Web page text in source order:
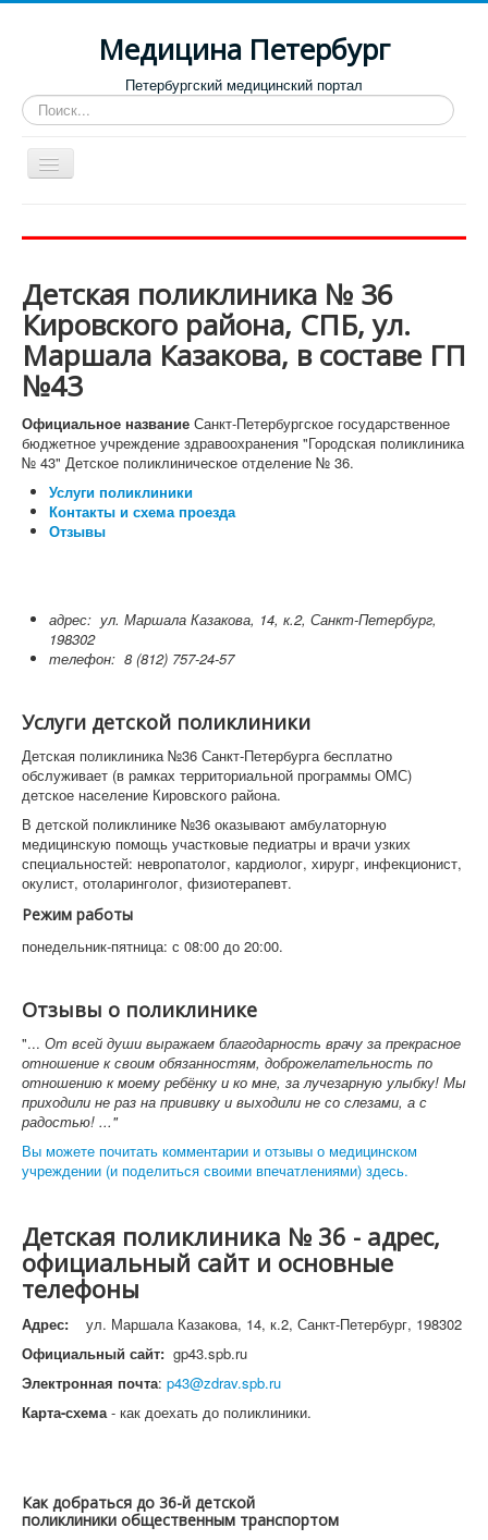
Медицина Петербург
Петербургский медицинский портал
Искать...
Toggle
Navigation
Роддома и женские консультации
Диспансеры
Лучшие клиники по направлениям
Отзывы о медицинских учреждениях
Детская поликлиника № 36
Кировского района, СПБ, ул.
Маршала Казакова, в составе ГП
№43
Официальное название Санкт-Петербургское государственное
бюджетное учреждение здравоохранения "Городская поликлиника
№ 43" Детское поликлиническое отделение № 36.
Услуги поликлиники
Контакты и схема проезда
Отзывы
адрес: ул. Маршала Казакова, 14, к.2, Санкт-Петербург,
198302
телефон: 8 (812) 757-24-57
Услуги детской поликлиники
Детская поликлиника №36 Санкт-Петербурга бесплатно
обслуживает (в рамках территориальной программы ОМС)
детское население Кировского района.
В детской поликлинике №36 оказывают амбулаторную
медицинскую помощь участковые педиатры и врачи узких
специальностей: невропатолог, кардиолог, хирург, инфекционист,
окулист, отоларинголог, физиотерапевт.
Режим работы
понедельник-пятница: с 08:00 до 20:00.
Отзывы о поликлинике
"... От всей души выражаем благодарность врачу за прекрасное
отношение к своим обязанностям, доброжелательность по
отношению к моему ребёнку и ко мне, за лучезарную улыбку! Мы
приходили не раз на прививку и выходили не со слезами, а с
радостью! ..."
Вы можете почитать комментарии и отзывы о медицинском
учреждении (и поделиться своими впечатлениями) здесь.
Детская поликлиника № 36 - адрес,
официальный сайт и основные
телефоны
Адрес:
ул. Маршала Казакова, 14, к.2, Санкт-Петербург, 198302
Официальный сайт: gp43.spb.ru
Электронная почта: p43@zdrav.spb.ru
Карта-схема- как доехать до поликлиники.
Как добраться до 36-й детской
поликлиники общественным транспортом